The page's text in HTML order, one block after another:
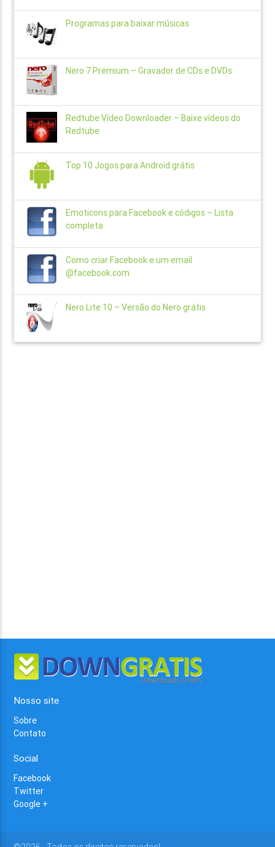
Programas para baixar músicas
Nero 7 Premium – Gravador de CDs e DVDs
Redtube Vídeo Downloader – Baixe vídeos do
Redtube
Top 10 Jogos para Android grátis
Emoticons para Facebook e códigos – Lista
completa
Como criar Facebook e um email
@facebook.com
Nero Lite 10 – Versão do Nero grátis
Nosso site
Sobre
Contato
Social
Facebook
Twitter
Google +